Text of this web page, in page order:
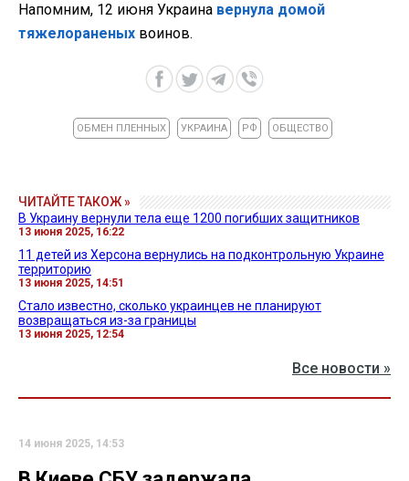
Напомним, 12 июня Украина вернула домой
тяжелораненых воинов.
ОБМЕН ПЛЕННЫХ УКРАИНА РФ ОБЩЕСТВО
ЧИТАЙТЕ ТАКОЖ »
В Украину вернули тела еще 1200 погибших защитников
13 июня 2025, 16:22
11 детей из Херсона вернулись на подконтрольную Украине
территорию
13 июня 2025, 14:51
Стало известно, сколько украинцев не планируют
возвращаться из-за границы
13 июня 2025, 12:54
Все новости »
14 июня 2025, 14:53